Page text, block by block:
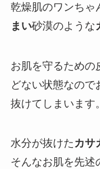
乾燥肌のワンちゃ
まい砂漠のような
お肌を守るための
どない状態なの
抜けてしまいます。
水分が抜けた カサ
そんなお肌を先述